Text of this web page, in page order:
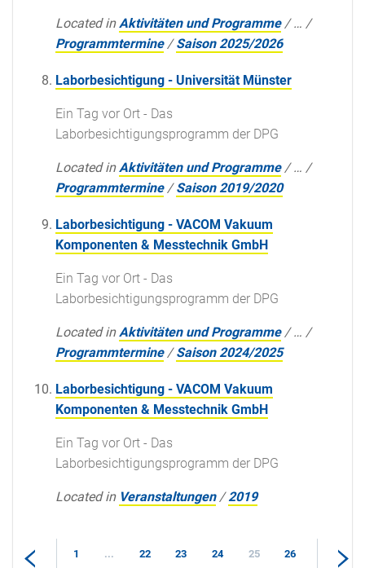
Located in Aktivitäten und Programme /… /
Programmtermine /Saison 2025/2026
Laborbesichtigung - Universität Münster
Ein Tag vor Ort - Das
Laborbesichtigungsprogramm der DPG
Located in Aktivitäten und Programme /… /
Programmtermine /Saison 2019/2020
Laborbesichtigung - VACOM Vakuum
Komponenten & Messtechnik GmbH
Ein Tag vor Ort - Das
Laborbesichtigungsprogramm der DPG
Located in Aktivitäten und Programme /… /
Programmtermine /Saison 2024/2025
Laborbesichtigung - VACOM Vakuum
Komponenten & Messtechnik GmbH
Ein Tag vor Ort - Das
Laborbesichtigungsprogramm der DPG
Located in Veranstaltungen /2019
1 ... 22 23 24 25 26